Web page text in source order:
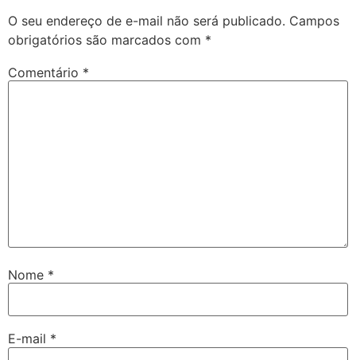
O seu endereço de e-mail não será publicado. Campos
obrigatórios são marcados com *
Comentário *
Nome *
E-mail *